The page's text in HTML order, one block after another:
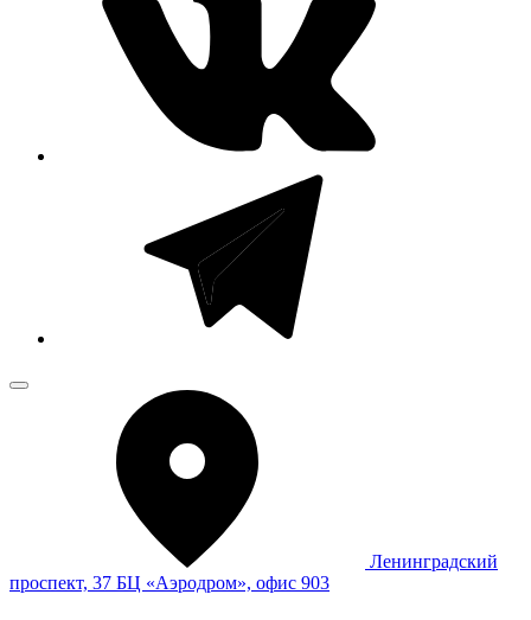
Ленинградский
проспект, 37 БЦ «Аэродром», офис 903